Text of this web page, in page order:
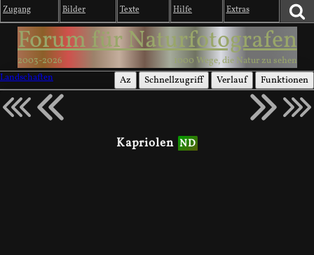
Zugang Bilder Texte Hilfe Extras
Forum für Naturfotografen
2003-2026
1000 Wege, die Natur zu sehen
Landschaften
Az Schnellzugriff Verlauf Funktionen
Kapriolen